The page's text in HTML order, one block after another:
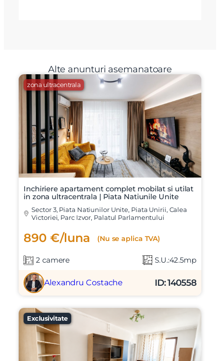
Alte anunturi asemanatoare
zona ultracentrala
in zona ultracentrala | Piata Natiunile Unite
Sector 3, Piata Natiunilor Unite, Piata Unirii, Calea
Victoriei, Parc Izvor, Palatul Parlamentului
890 €/luna (Nu se aplica TVA)